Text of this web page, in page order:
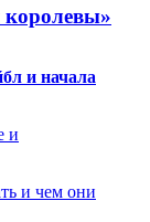
королевы»
и начала
и
и чем они